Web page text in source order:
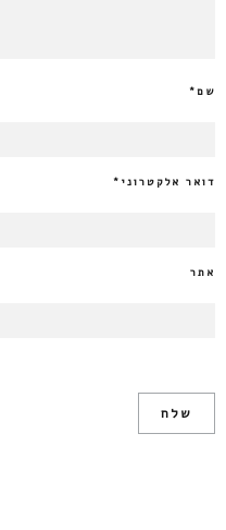
שם*
דואר אלקטרוני *
אתר